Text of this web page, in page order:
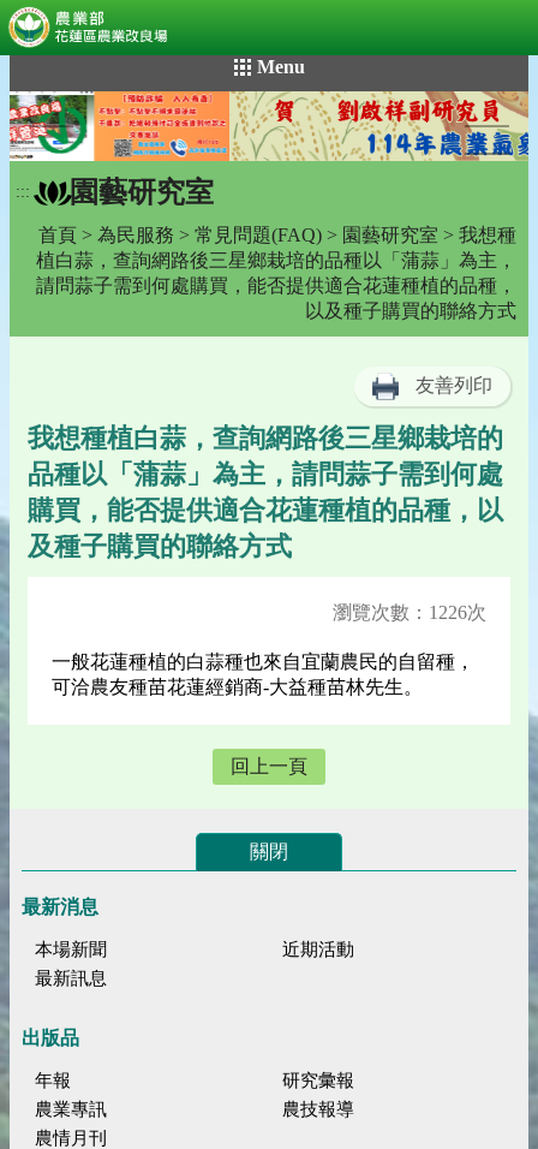
到
主
要
內
容
Menu
::: 園藝研究室
首頁 > 為民服務 > 常見問題(FAQ) > 園藝研究室 > 我想種
植白蒜，查詢網路後三星鄉栽培的品種以「蒲蒜」為主，
請問蒜子需到何處購買，能否提供適合花蓮種植的品種，
以及種子購買的聯絡方式
友善列印
我想種植白蒜，查詢網路後三星鄉栽培的
品種以「蒲蒜」為主，請問蒜子需到何處
購買，能否提供適合花蓮種植的品種，以
及種子購買的聯絡方式
瀏覽次數：1226次
一般花蓮種植的白蒜種也來自宜蘭農民的自留種，
可洽農友種苗花蓮經銷商-大益種苗林先生。
回上一頁
關閉
最新消息
本場新聞
近期活動
最新訊息
出版品
年報
研究彙報
農業專訊
農技報導
農情月刊